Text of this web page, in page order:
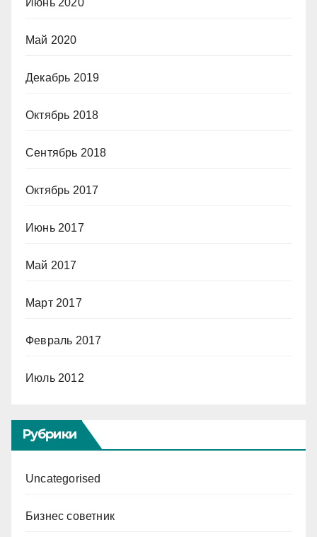
Май 2020
Декабрь 2019
Октябрь 2018
Сентябрь 2018
Октябрь 2017
Июнь 2017
Май 2017
Март 2017
Февраль 2017
Июль 2012
Рубрики
Uncategorised
Бизнес советник